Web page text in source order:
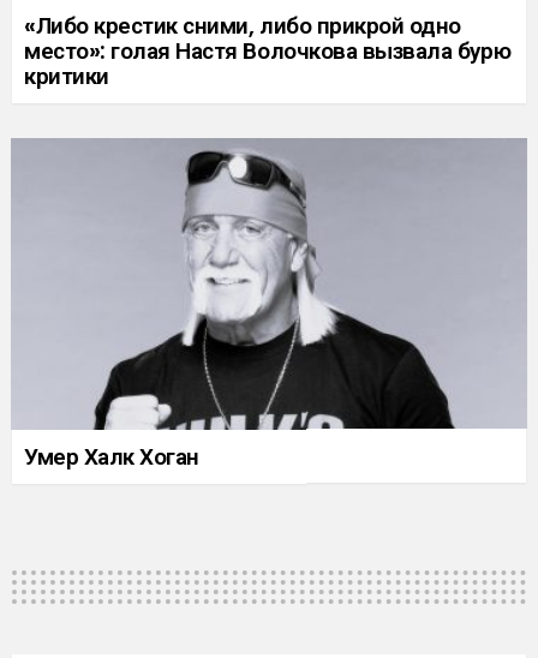
«Либо крестик сними, либо прикрой одно
место»: голая Настя Волочкова вызвала бурю
критики
Умер Халк Хоган